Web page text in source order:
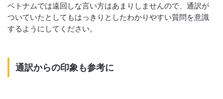
ベトナムでは遠回しな言い方はあまりしませんので、通訳が
ついていたとしてもはっきりとしたわかりやすい質問を意識
するようにしてください。
通訳からの印象も参考に